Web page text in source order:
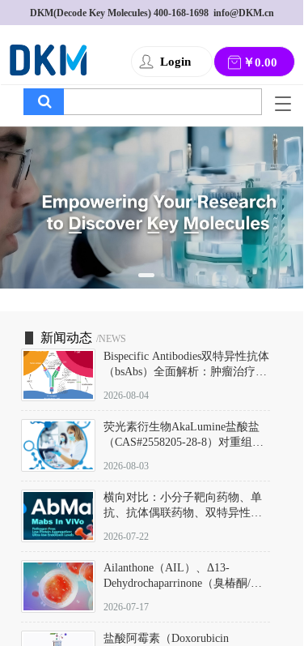
DKM(Decode Key Molecules) 400-168-1698
  info@DKM.cn
Login ￥0.00
T
g
l
e
n
a
v
i
g
a
新闻动态 /NEWS
Bispecific Antibodies双特异性抗体
（bsAbs）全面解析：肿瘤治疗的
2026-08-04
荧光素衍生物AkaLumine盐酸盐
（CAS#2558205-28-8）对重组萤
数（Km）为2.06 μM；其近红外
发光特性赋予优异的组织穿透能
力，大幅增强成像信噪比，从而
实现活体动物模型中极低给药剂
量下的高灵敏度、非侵入式生物
2026-08-03
横向对比：小分子靶向药物、单
抗、抗体偶联药物、双特异性抗
及应用瓶颈
2026-07-22
Ailanthone（AIL）、Δ13-
Dehydrochaparrinone（臭椿酮/臭
DKM货号 D806885
2026-07-17
盐酸阿霉素（Doxorubicin